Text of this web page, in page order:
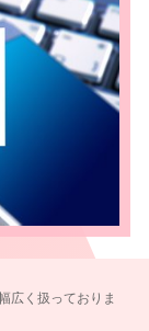
広く扱っておりま